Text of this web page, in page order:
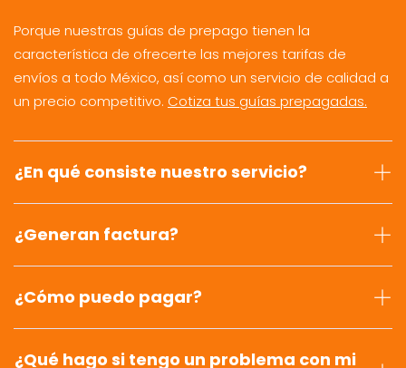
Porque nuestras guías de prepago tienen la
característica de ofrecerte las mejores tarifas de
envíos a todo México, así como un servicio de calidad a
un precio competitivo. Cotiza tus guías prepagadas.
¿En qué consiste nuestro servicio?
¿Generan factura?
¿Cómo puedo pagar?
¿Qué hago si tengo un problema con mi